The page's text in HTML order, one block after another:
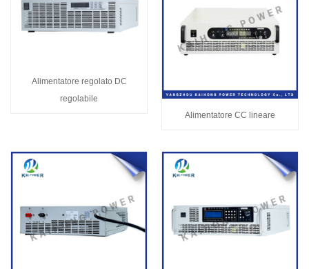
Alimentatore regolato DC
regolabile
Alimentatore CC lineare